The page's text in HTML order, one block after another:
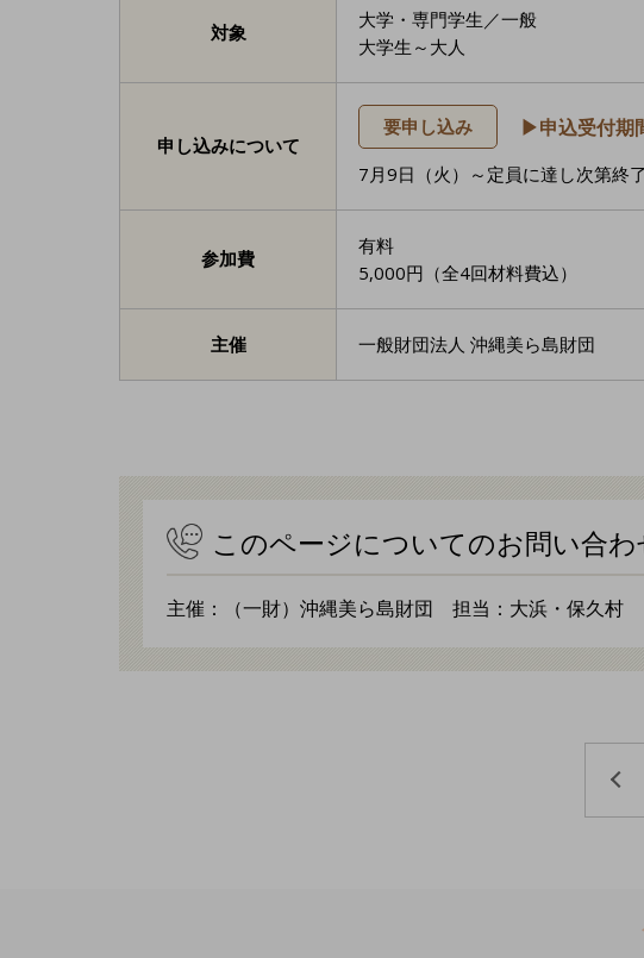
対象
大学・専門学生／一般
大学生～大人
申し込みについて
要申し込み ▶申込受付期
7月9日（火）～定員に達し次第終了
参加費
有料
5,000円（全4回材料費込）
主催 一般財団法人 沖縄美ら島財団
このページについてのお問い合わ
主催：（一財）沖縄美ら島財団 担当：大浜・保久村